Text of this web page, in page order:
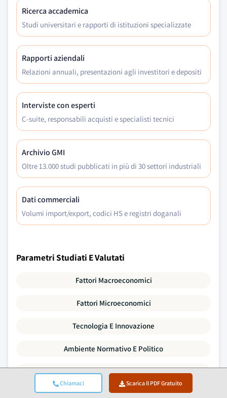
Chiamaci Scarica Il PDF Gratuito
Ricerca accademica
Studi universitari e rapporti di istituzioni specializzate
Rapporti aziendali
Relazioni annuali, presentazioni agli investitori e depositi
Interviste con esperti
C-suite, responsabili acquisti e specialisti tecnici
Archivio GMI
Oltre 13.000 studi pubblicati in più di 30 settori industriali
Dati commerciali
Volumi import/export, codici HS e registri doganali
Parametri Studiati E Valutati
Fattori Macroeconomici
Fattori Microeconomici
Tecnologia E Innovazione
Ambiente Normativo E Politico
Dati Demografici
Analisi Della Catena Del Valore